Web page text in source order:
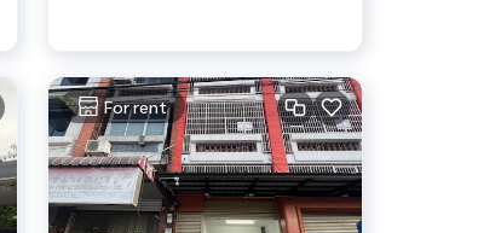
For rent